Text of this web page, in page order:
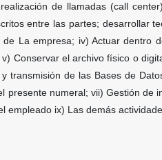
de llamadas (call
entre las partes; desarrollar
de La empresa; iv) Actuar dentro
Conservar el archivo físico o
transmisión de las Bases de
presente numeral; vii) Gestión de
empleado ix) Las demás